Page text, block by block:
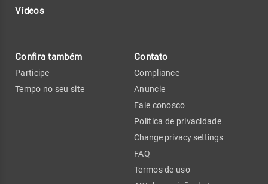
Vídeos
Confira também
Participe
Tempo no seu site
Contato
Compliance
Anuncie
Fale conosco
Política de privacidade
Change privacy settings
FAQ
Termos de uso